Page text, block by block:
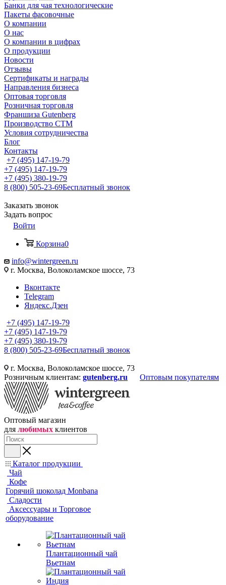
Банки для чая технологические
Пакеты фасовочные
О компании
О нас
О компании в цифрах
О продукции
Новости
Отзывы
Сертификаты и награды
Направления бизнеса
Оптовая торговля
Розничная торговля
Франшиза Gutenberg
Производство СТМ
Условия сотрудничества
Блог
Контакты
+7 (495) 147-19-79
+7 (495) 147-19-79
+7 (495) 380-19-79
8 (800) 505-23-69Бесплатный звонок
Заказать звонок
Задать вопрос
Войти
Корзина0
info@wintergreen.ru
г. Москва, Волоколамское шоссе, 73
Вконтакте
Telegram
Яндекс.Дзен
+7 (495) 147-19-79
+7 (495) 147-19-79
+7 (495) 380-19-79
8 (800) 505-23-69Бесплатный звонок
г. Москва, Волоколамское шоссе, 73
Розничным клиентам: gutenberg.ru Оптовым покупателям
Оптовый магазин
для любимых клиентов
Каталог продукции
Чай
Кофе
Горячий шоколад Monbana
Сладости
Аксессуары и Торговое
оборудование
Плантационный чай
Вьетнам